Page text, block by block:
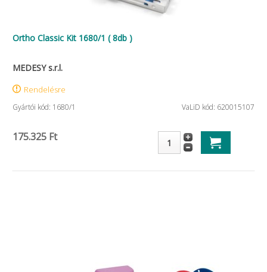
Ortho Classic Kit 1680/1 ( 8db )
MEDESY s.r.l.
Rendelésre
Gyártói kód: 1680/1 VaLiD kód: 620015107
175.325 Ft